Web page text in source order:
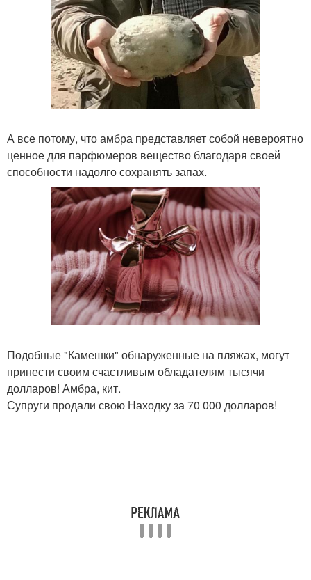
А все потому, что амбра представляет собой невероятно
ценное для парфюмеров вещество благодаря своей
способности надолго сохранять запах.
Подобные "Камешки" обнаруженные на пляжах, могут
принести своим счастливым обладателям тысячи
долларов! Амбра, кит.
Супруги продали свою Находку за 70 000 долларов!